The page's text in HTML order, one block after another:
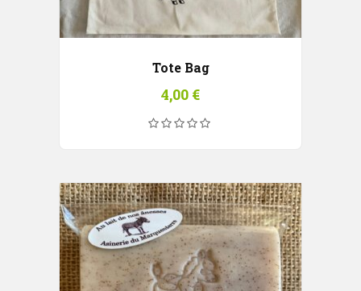
Tote Bag
4,00 €